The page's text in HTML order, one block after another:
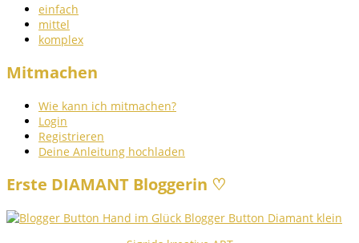
einfach
mittel
komplex
Mitmachen
Wie kann ich mitmachen?
Login
Registrieren
Deine Anleitung hochladen
Erste DIAMANT Bloggerin ♡